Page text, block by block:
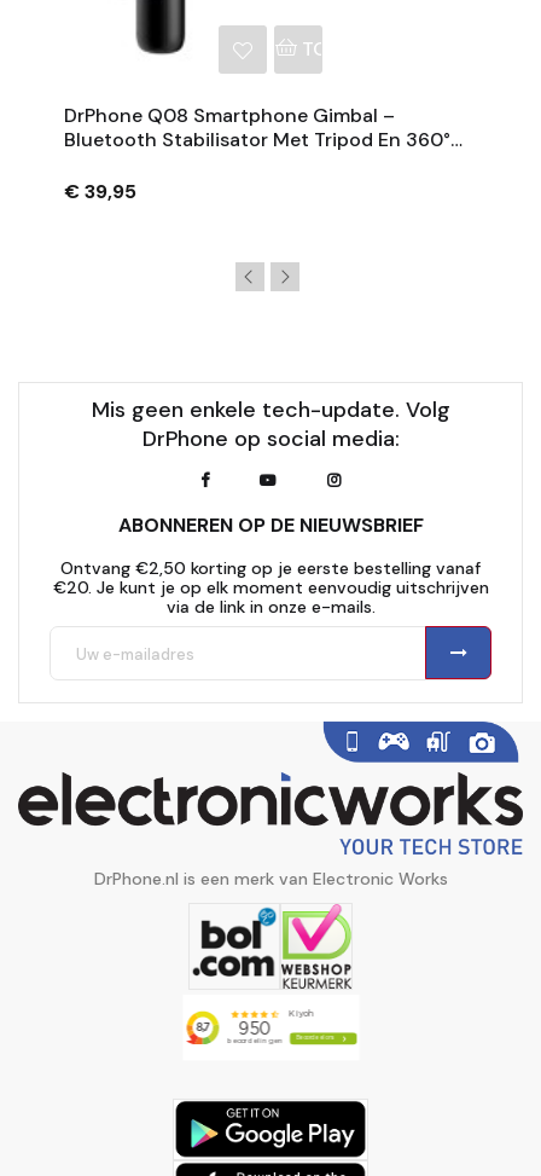
TOEVOEGEN AAN
DrPhone Q08 Smartphone Gimbal –
Bluetooth Stabilisator Met Tripod En 360°
€ 39,95
Mis geen enkele tech-update. Volg
DrPhone op social media:
ABONNEREN OP DE NIEUWSBRIEF
Ontvang €2,50 korting op je eerste bestelling vanaf
€20. Je kunt je op elk moment eenvoudig uitschrijven
via de link in onze e-mails.
DrPhone.nl is een merk van Electronic Works